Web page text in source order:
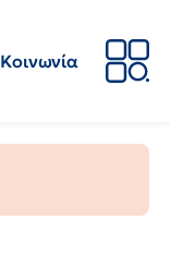
Κοινωνία